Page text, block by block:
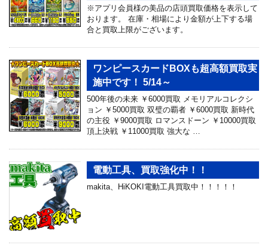
※アプリ会員様の美品の店頭買取価格を表示して
おります。 在庫・相場により金額が上下する場
合と買取上限がございます。
ワンピースカードBOXも超高額買取実
施中です！ 5/14～
500年後の未来 ￥6000買取 メモリアルコレクシ
ョン ￥5000買取 双璧の覇者 ￥6000買取 新時代
の主役 ￥9000買取 ロマンスドーン ￥10000買取
頂上決戦 ￥11000買取 強大な …
電動工具、買取強化中！！
makita、HiKOKI電動工具買取中！！！！！